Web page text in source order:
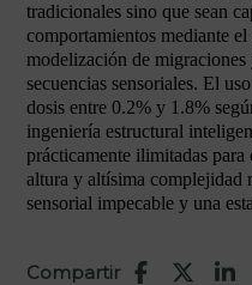
tradicionales sino que sean
comportamientos mediante
modelización de
secuencias sensoriales. El
dosis entre 0.2% y 1.8%
ingeniería estructural
prácticamente ilimitadas
altura y altísima complejidad
sensorial impecable y una
Compartir